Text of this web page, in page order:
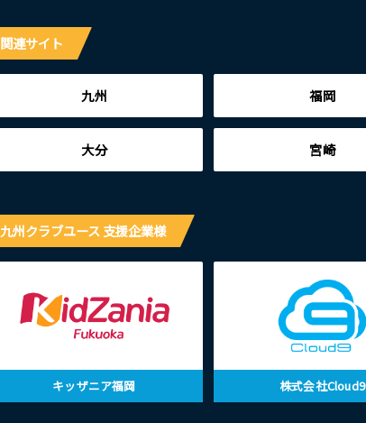
関連サイト
九州 福岡
大分 宮崎
九州クラブユース 支援企業様
キッザニア福岡 株式会社Cloud9